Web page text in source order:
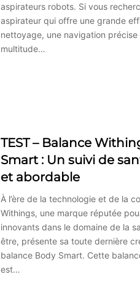
aspirateurs robots. Si vous
aspirateur qui offre une grande
nettoyage, une navigation précise
multitude…
TEST – Balance
Smart : Un suivi de
et abordable
À l’ère de la technologie et de la
Withings, une marque réputée
innovants dans le domaine de la
être, présente sa toute dernière
balance Body Smart. Cette
est…